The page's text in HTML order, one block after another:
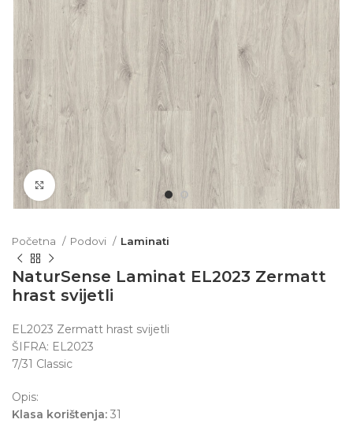
Click to enlarge
Početna Podovi Laminati
NaturSense Laminat EL2023 Zermatt
hrast svijetli
EL2023 Zermatt hrast svijetli
ŠIFRA: EL2023
7/31 Classic
Opis:
Klasa korištenja: 31